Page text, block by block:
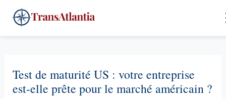
au
contenu
Test de maturité US : votre entreprise
est-elle prête pour le marché américain ?